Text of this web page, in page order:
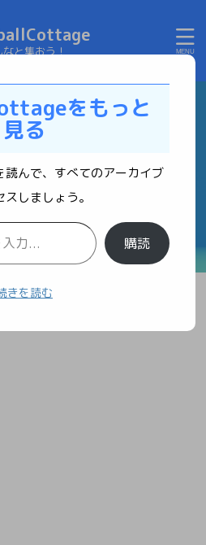
なと集おう！
をもっと
見る
読んで、すべてのアーカイブ
しましょう。
購読
きを読む